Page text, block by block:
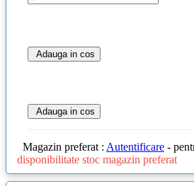
Adauga in cos
Adauga in cos
Magazin preferat : Autentificare -
disponibilitate stoc magazin preferat